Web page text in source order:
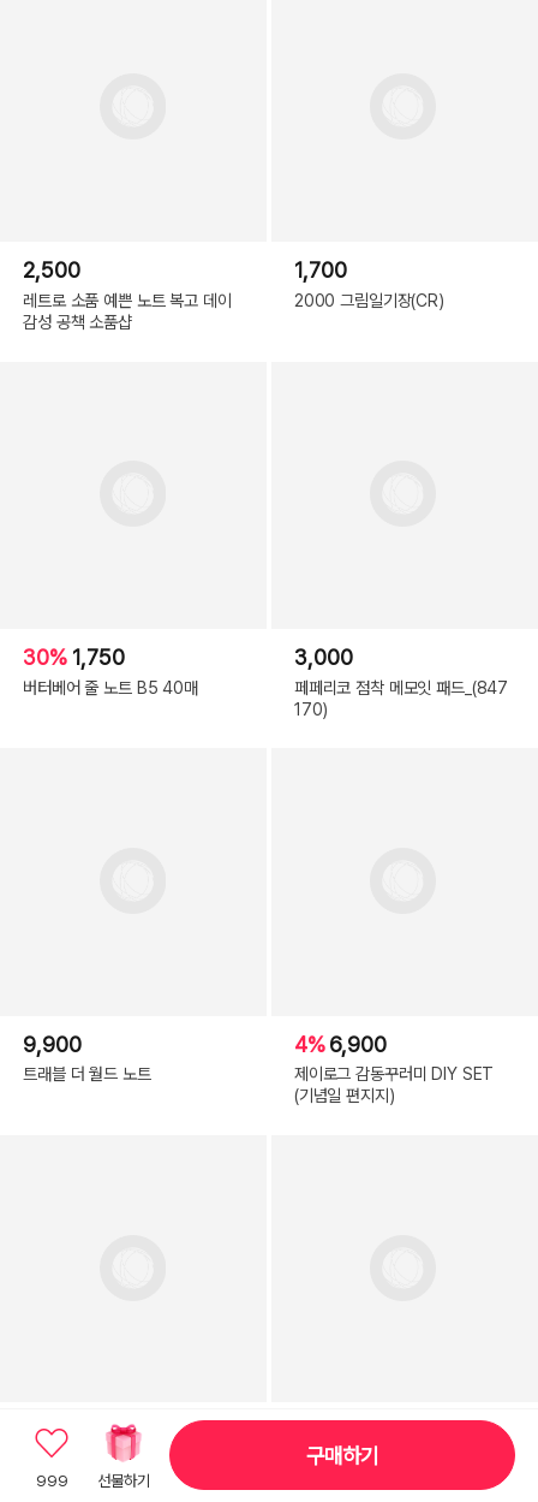
2,500
레트로 소품 예쁜 노트 복고 데이
감성 공책 소품샵
1,700
2000 그림일기장(CR)
30% 1,750
버터베어 줄 노트 B5 40매
3,000
페페리코 점착 메모잇 패드_(847
170)
9,900
트래블 더 월드 노트
4%6,900
제이로그 감동꾸러미 DIY SET
(기념일 편지지)
4,000
인스타 감성 몽환 여름 스냅슛 사
진 다꾸 페이퍼
아트필드 카피바라 미니 수첩
999 선물하기
구매하기